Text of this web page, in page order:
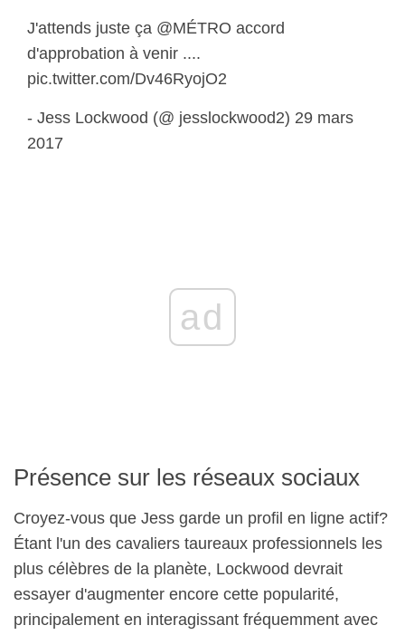
J'attends juste ça @MÉTRO accord
d'approbation à venir ....
pic.twitter.com/Dv46RyojO2
- Jess Lockwood (@ jesslockwood2) 29 mars
2017
ad
Présence sur les réseaux sociaux
Croyez-vous que Jess garde un profil en ligne actif?
Étant l'un des cavaliers taureaux professionnels les
plus célèbres de la planète, Lockwood devrait
essayer d'augmenter encore cette popularité,
principalement en interagissant fréquemment avec